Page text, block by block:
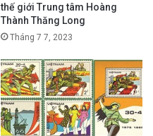
thế giới Trung tâm Hoàng
Thành Thăng Long
Tháng 7 7, 2023